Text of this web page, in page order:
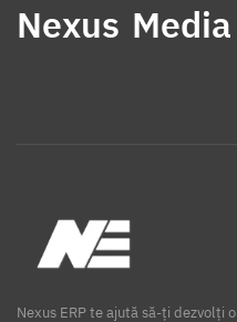
Nexus
Nexus ERP te ajută să-ți dezvolți